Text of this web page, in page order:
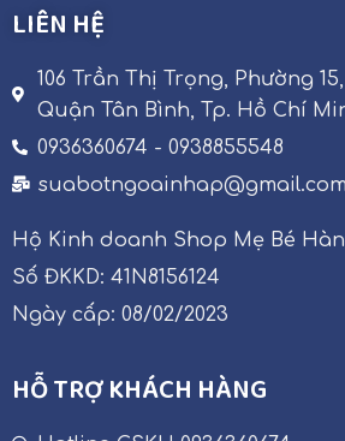
LIÊN HỆ
106 Trần Thị Trọng, Phường 15,
Quận Tân Bình, Tp. Hồ Chí
0936360674 - 0938855548
suabotngoainhap@gmail.com
Hộ Kinh doanh Shop Mẹ Bé
Số ĐKKD: 41N8156124
Ngày cấp: 08/02/2023
HỖ TRỢ KHÁCH HÀNG